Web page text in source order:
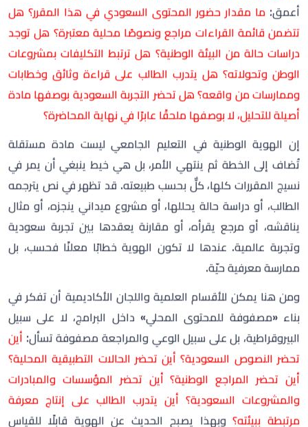
تُضاف إلى الخطة ثم ينتهي الأمر، بل هي خيط ينبغي أن يمر في
نسيج المقررات كلها، كلٌّ بحسب طبيعته. قد تظهر في نص يترجمه
الطالب، أو دراسة حالة يحللها، أو مشروع ميداني ينجزه، أو مثال
يناقشه، أو مرجع يقرأه، أو مقارنة يعقدها بين تجربة سعودية
وتجربة عالمية. عندها لا تكون الهوية خطابًا معلنًا فحسب، بل
ممارسة معرفية حيّة.
ومن هنا يمكن للأقسام العلمية واللجان الأكاديمية أن تفكر في
بناء «مصفوفة للمحتوى المحلي» داخل البرامج، لا على سبيل
البيروقراطية، بل على سبيل الوعي والمراجعة مصفوفة تسأل:أين
تحضر النصوص السعودية؟ أين تحضر الحالات التطبيقية المحلية؟
أين تحضر المراجع الوطنية؟ أين تحضر المؤسسات والمبادرات
والمشروعات السعودية؟ أين يتدرب الطالب على إنتاج معرفة
مرتبطة ببيئته؟وبهذا يصبح الحديث عن الهوية قابلًا للقياس
والتحسين، لا مجرد عبارة جميلة في وثيقة جامعية.
إن أخطر ما قد يحدث في التعليم أن يتعلم الطالب عن كل شيء إلا
عن المكان الذي ينتمي إليه. وأن يملك لغة تحليلية واسعة، لكنها
لا تسع واقعه، وأن يحفظ أسماء ونظريات ومصطلحات، ثم لا
يعرف كيف يوظفها في خدمة مجتمعه. وهذا الخلل لا يعالج
بالمواعظ، بل بمراجعة بنية المقرر، واختيارات الأستاذ، والمراجع